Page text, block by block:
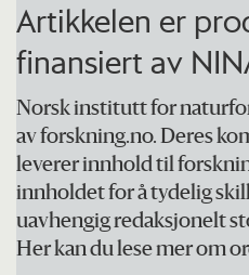
Artikkelen er
finansiert av
Norsk institutt for
av forskning.no. Deres
leverer innhold til
innholdet for å tydelig
uavhengig redaksjonelt
Her kan du lese mer om